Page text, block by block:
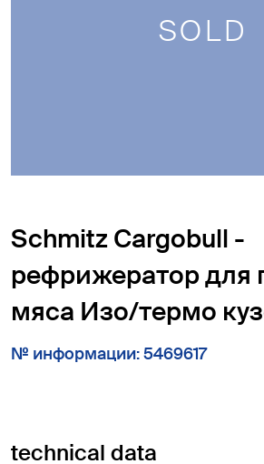
SOLD
Schmitz Cargobull -
рефрижератор для
мяса Изо/термо
№ информации: 5469617
technical data